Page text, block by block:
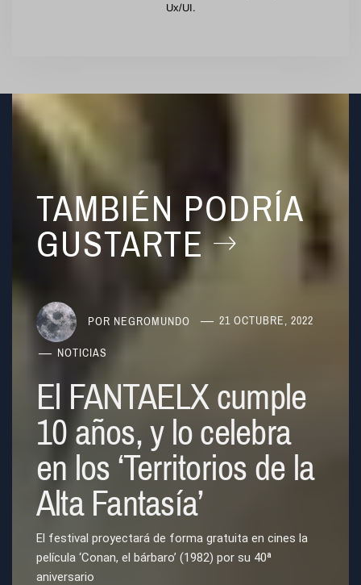
Ux/UI.
TAMBIÉN PODRÍA
GUSTARTE
POR NEGROMUNDO 21 OCTUBRE, 2022
NOTICIAS
El FANTAELX cumple
10 años, y lo celebra
en los ‘Territorios de la
Alta Fantasía’
El festival proyectará de forma gratuita en cines la
película ‘Conan, el bárbaro’ (1982) por su 40ª
aniversario